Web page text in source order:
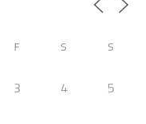
F S S
3 4 5